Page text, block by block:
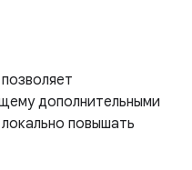
дополнительными
повышать